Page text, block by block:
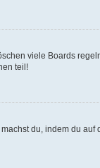
viele Boards
teil!
du, indem du auf